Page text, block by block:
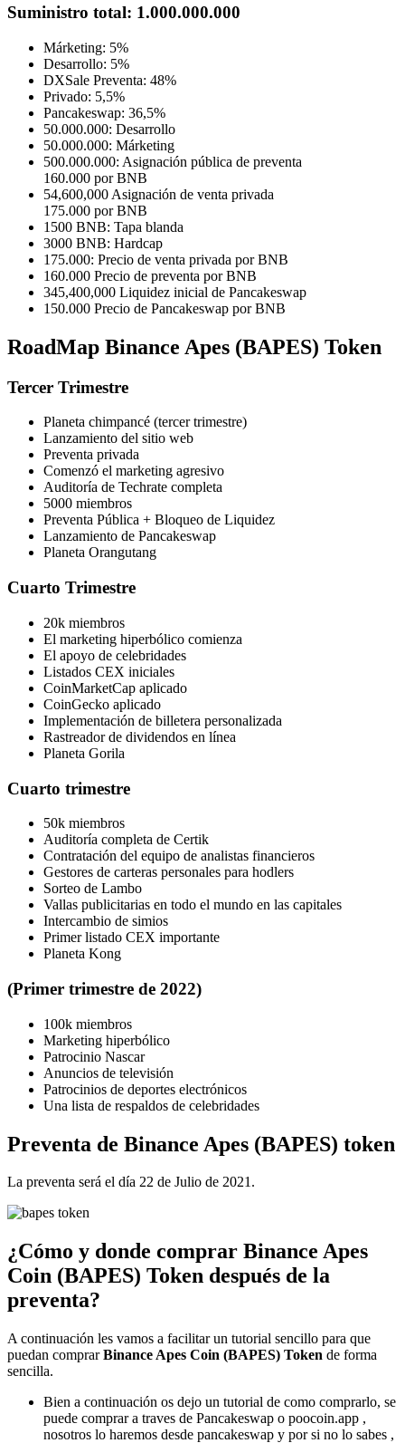
Suministro total: 1.000.000.000
Márketing: 5%
Desarrollo: 5%
DXSale Preventa: 48%
Privado: 5,5%
Pancakeswap: 36,5%
50.000.000: Desarrollo
50.000.000: Márketing
500.000.000: Asignación pública de preventa
160.000 por BNB
54,600,000 Asignación de venta privada
175.000 por BNB
1500 BNB: Tapa blanda
3000 BNB: Hardcap
175.000: Precio de venta privada por BNB
160.000 Precio de preventa por BNB
345,400,000 Liquidez inicial de Pancakeswap
150.000 Precio de Pancakeswap por BNB
RoadMap Binance Apes (BAPES) Token
Tercer Trimestre
Planeta chimpancé (tercer trimestre)
Lanzamiento del sitio web
Preventa privada
Comenzó el marketing agresivo
Auditoría de Techrate completa
5000 miembros
Preventa Pública + Bloqueo de Liquidez
Lanzamiento de Pancakeswap
Planeta Orangutang
Cuarto Trimestre
20k miembros
El marketing hiperbólico comienza
El apoyo de celebridades
Listados CEX iniciales
CoinMarketCap aplicado
CoinGecko aplicado
Implementación de billetera personalizada
Rastreador de dividendos en línea
Planeta Gorila
Cuarto trimestre
50k miembros
Auditoría completa de Certik
Contratación del equipo de analistas financieros
Gestores de carteras personales para hodlers
Sorteo de Lambo
Vallas publicitarias en todo el mundo en las capitales
Intercambio de simios
Primer listado CEX importante
Planeta Kong
(Primer trimestre de 2022)
100k miembros
Marketing hiperbólico
Patrocinio Nascar
Anuncios de televisión
Patrocinios de deportes electrónicos
Una lista de respaldos de celebridades
Preventa de Binance Apes (BAPES) token
La preventa será el día 22 de Julio de 2021.
¿Cómo y donde comprar Binance Apes
Coin (BAPES) Token después de la
preventa?
A continuación les vamos a facilitar un tutorial sencillo para que
puedan comprarBinance Apes Coin (BAPES) Token de forma
sencilla.
Bien a continuación os dejo un tutorial de como comprarlo, se
puede comprar a traves de Pancakeswap o poocoin.app ,
nosotros lo haremos desde pancakeswap y por si no lo sabes ,